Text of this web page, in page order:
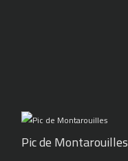
Pic de Montarouilles